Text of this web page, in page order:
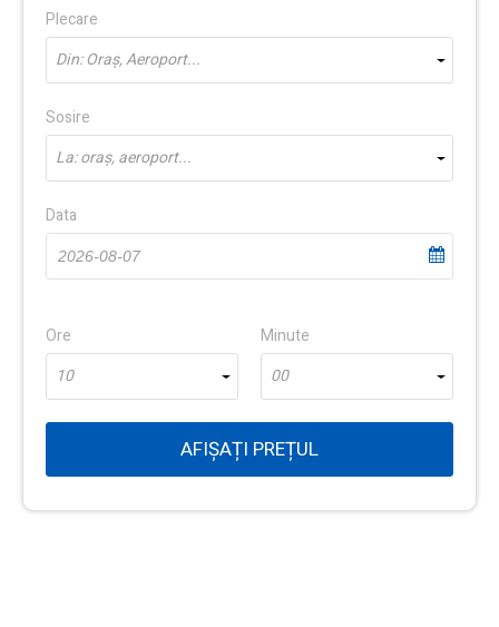
Plecare
Din: Oraș, Aeroport...
Sosire
La: oraș, aeroport...
Data
Ore
10
Minute
00
AFIȘAȚI PREȚUL